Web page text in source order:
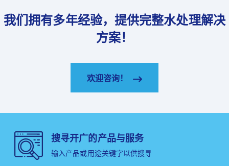
我们拥有多年经验，提供完整水处理解决
方案！
欢迎咨询！
搜寻开广的产品与服务
输入产品或用途关键字以供搜寻